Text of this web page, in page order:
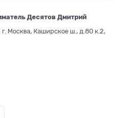
Десятов Дмитрий
г. Москва, Каширское ш., д.80 к.2,